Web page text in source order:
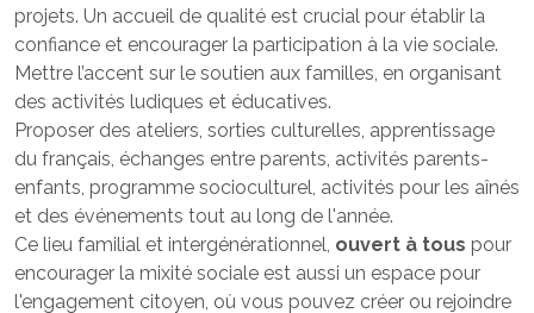
projets. Un accueil de qualité est crucial pour établir la
confiance et encourager la participation à la vie sociale.
Mettre l’accent sur le soutien aux familles, en organisant
des activités ludiques et éducatives.
Proposer des ateliers, sorties culturelles, apprentissage
du français, échanges entre parents, activités parents-
enfants, programme socioculturel, activités pour les aînés
et des événements tout au long de l'année.
Ce lieu familial et intergénérationnel, ouvert à tous pour
encourager la mixité sociale est aussi un espace pour
l'engagement citoyen, où vous pouvez créer ou rejoindre